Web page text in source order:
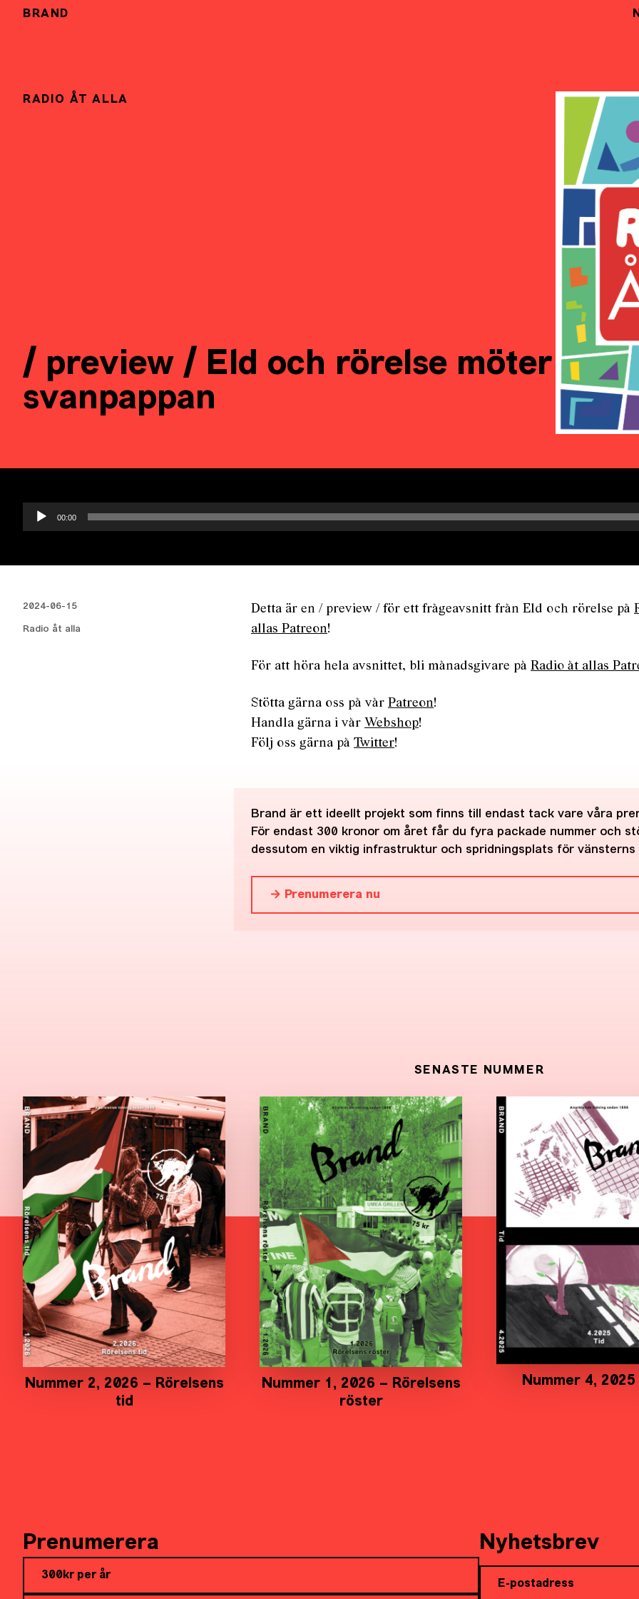
BRAND
RADIO ÅT ALLA
/ preview / Eld och rörelse möter
svanpappan
Ljudspelare
00:00
2024-06-15
Radio åt alla
Detta är en / preview / för ett frågeavsnitt från Eld och rörelse på
allas Patreon!
För att höra hela avsnittet, bli månadsgivare på Radio åt allas
Stötta gärna oss på vår Patreon!
Handla gärna i vår Webshop!
Följ oss gärna på Twitter!
Brand är ett ideellt projekt som finns till endast tack vare våra
För endast 300 kronor om året får du fyra packade nummer och
dessutom en viktig infrastruktur och spridningsplats för vänsterns
→ Prenumerera nu
SENASTE NUMMER
Nummer 2, 2026 – Rörelsens
tid
Nummer 1, 2026 – Rörelsens
röster
Nummer 4, 2025
Prenumerera
300kr per år
Nyhetsbrev